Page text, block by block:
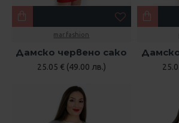
mar.fashion
Дамско червено сако
25.05 € (49.00 лв.)